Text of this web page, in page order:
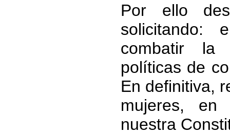
Por ello
solicitando:
combatir la
políticas de
En definitiva,
mujeres, en
nuestra